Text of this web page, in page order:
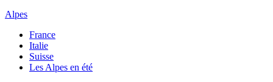
Alpes
France
Italie
Suisse
Les Alpes en été